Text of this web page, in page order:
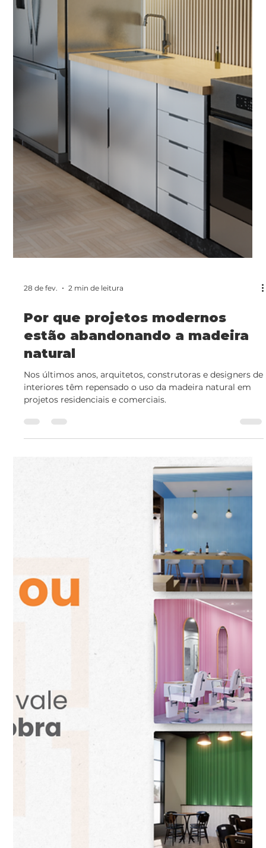
Erros comuns ao usar ripado em
áreas internas e externas
O ripado se tornou um dos elementos mais usados na
arquitetura contemporânea, mas justamente por isso
também é onde muitos erros acontecem.